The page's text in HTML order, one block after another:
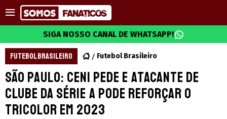
SIGA NOSSO CANAL DE WHATSAPP!
FUTEBOL BRASILEIRO Futebol Brasileiro
São Paulo: Ceni pede e atacante de
clube da Série A pode reforçar o
Tricolor em 2023